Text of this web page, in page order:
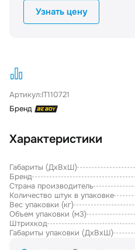
Узнать цену
Артикул:IT110721
Бренд
Характеристики
Габариты (ДxВxШ)
Бренд
Страна производитель
Количество штук в упаковке
Вес упаковки (кг)
Объем упаковки (м3)
Штрихкод
Габариты упаковки (ДxВxШ)